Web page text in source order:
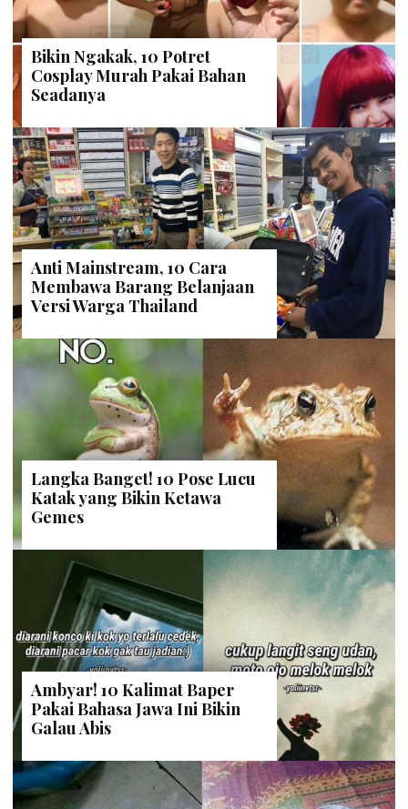
Bikin Ngakak, 10 Potret
Cosplay Murah Pakai Bahan
Seadanya
Anti Mainstream, 10 Cara
Membawa Barang Belanjaan
Versi Warga Thailand
Langka Banget! 10 Pose Lucu
Katak yang Bikin Ketawa
Gemes
Ambyar! 10 Kalimat Baper
Pakai Bahasa Jawa Ini Bikin
Galau Abis